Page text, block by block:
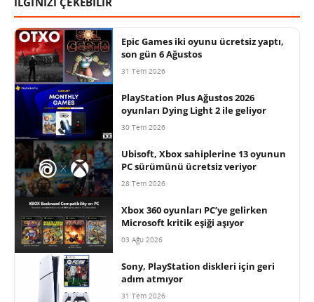
Epic Games iki oyunu ücretsiz yaptı,
son gün 6 Ağustos
31 Tem 2026
PlayStation Plus Ağustos 2026
oyunları Dying Light 2 ile geliyor
30 Tem 2026
Ubisoft, Xbox sahiplerine 13 oyunun
PC sürümünü ücretsiz veriyor
28 Tem 2026
Xbox 360 oyunları PC’ye gelirken
Microsoft kritik eşiği aşıyor
03 Ağu 2026
Sony, PlayStation diskleri için geri
adım atmıyor
31 Tem 2026